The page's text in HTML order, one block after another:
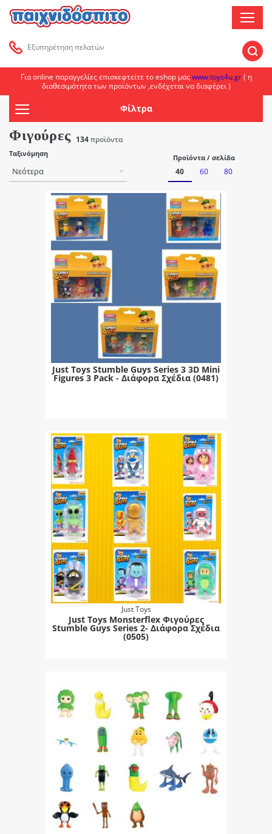
Εξυπηρέτηση πελατών
ΑΝΑΖΗΤΗΣΗ
Για online παραγγελίες επισκεφτείτε το eshop μαςwww.toys4u.gr( η
διαθεσιμότητα των προϊόντων ,ενδέχεται να διαφέρει )
Φίλτρα
Φιγούρες 134προϊόντα
Ταξινόμηση Προϊόντα / σελίδα
40 60 80
Just Toys Stumble Guys Series 3 3D Mini
Figures 3 Pack - Διάφορα Σχέδια (0481)
Just Toys
Just Toys Monsterflex Φιγούρες
Stumble Guys Series 2- Διάφορα Σχέδια
(0505)